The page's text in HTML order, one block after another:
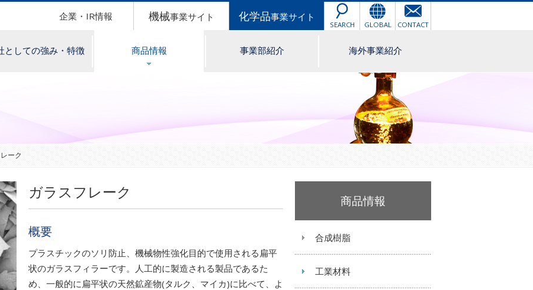
企業・IR情報 機械事業サイト 化学品事業サイト
SEARCH GLOBAL CONTACT
としての強み・特徴 商品情報 事業部紹介 海外事業紹介
ーク
ガラスフレーク
概要
プラスチックのソリ防止、機械物性強化目的で使用される扁平
状のガラスフィラーです。人工的に製造される製品であるた
め、一般的に扁平状の天然鉱産物(タルク、マイカ)に比べて、よ
商品情報
合成樹脂
工業材料